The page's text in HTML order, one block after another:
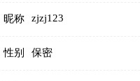
昵称 zjzj123
性别 保密